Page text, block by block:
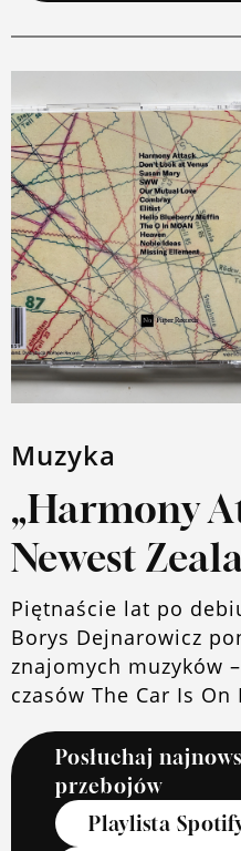
Muzyka
„Harmony
Newest
Piętnaście lat po
Borys Dejnarowicz
znajomych muzyków
czasów The Car Is
Posłuchaj
przebojów
Playlista